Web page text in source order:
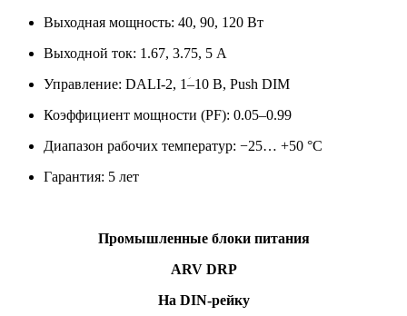
Выходная мощность: 40, 90, 120 Вт
Выходной ток: 1.67, 3.75, 5 А
Управление: DALI-2, 1ؘ–10 В, Push DIM
Коэффициент мощности (PF): 0.05–0.99
Диапазон рабочих температур: −25… +50 °С
Гарантия: 5 лет
Промышленные блоки питания
ARV DRP
На DIN-рейку